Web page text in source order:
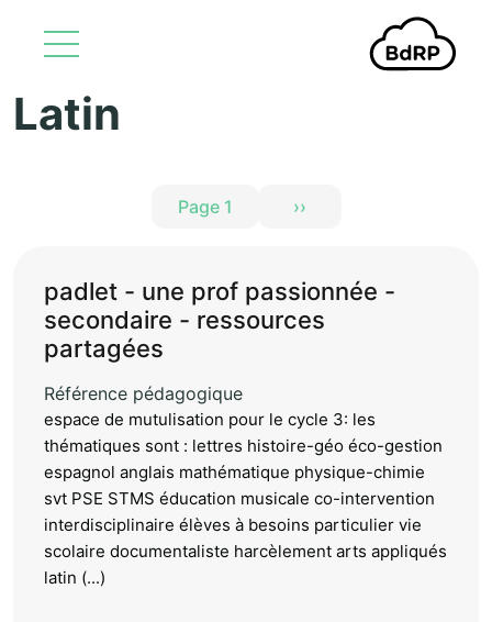
Latin
Page 1 ››
padlet - une prof passionnée -
secondaire - ressources
partagées
Référence pédagogique
espace de mutulisation pour le cycle 3: les
thématiques sont : lettres histoire-géo éco-gestion
espagnol anglais mathématique physique-chimie
svt PSE STMS éducation musicale co-intervention
interdisciplinaire élèves à besoins particulier vie
scolaire documentaliste harcèlement arts appliqués
latin (...)